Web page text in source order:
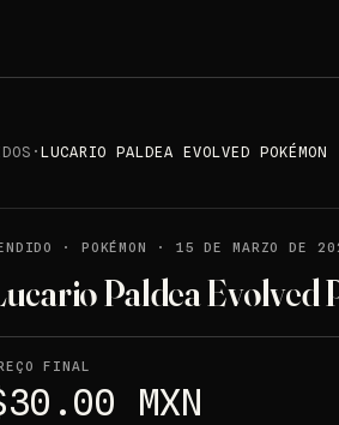
· LUCARIO PALDEA EVOLVED POKÉMON
· POKÉMON · 15 DE MARZO DE
Paldea Evolved
FINAL
MXN